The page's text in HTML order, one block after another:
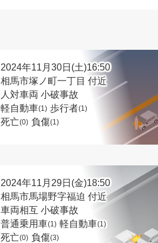
2024年11月30日(土)16:50
相馬市塚ノ町一丁目 付近
人対車両 小破事故
軽自動車(1) 歩行者(1)
死亡(0) 負傷(1)
2024年11月29日(金)18:50
相馬市馬場野字福迫 付近
車両相互 小破事故
普通乗用車(1) 軽自動車(1)
死亡(0) 負傷(3)